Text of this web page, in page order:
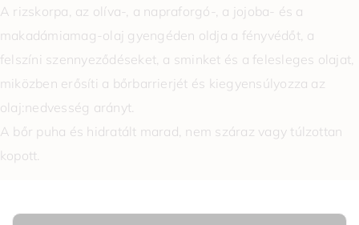
A rizskorpa, az olíva-, a napraforgó-, a jojoba- és a
makadámiamag-olaj gyengéden oldja a fényvédőt, a
felszíni szennyeződéseket, a sminket és a felesleges olajat,
miközben erősíti a bőrbarrierjét és kiegyensúlyozza az
olaj:nedvesség arányt.
A bőr puha és hidratált marad, nem száraz vagy túlzottan
kopott.